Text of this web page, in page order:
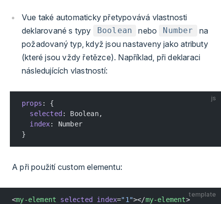
Vue také automaticky přetypovává vlastnosti
deklarované s typy
Boolean nebo Number
na
požadovaný typ, když jsou nastaveny jako atributy
(které jsou vždy řetězce). Například, při deklaraci
následujících vlastností:
js
props : {
  selected
: Boolean,
  index
: Number
}
A při použití custom elementu:
template
<my-element selected index="1"></my-element>